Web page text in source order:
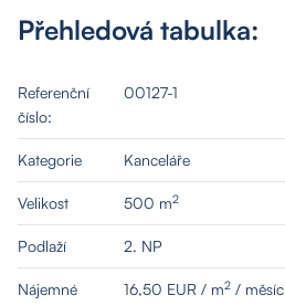
Přehledová tabulka:
Referenční
číslo:
00127-1
Kategorie Kanceláře
Velikost 500 m2
Podlaží 2. NP
Nájemné 16,50 EUR / m2 / měsíc